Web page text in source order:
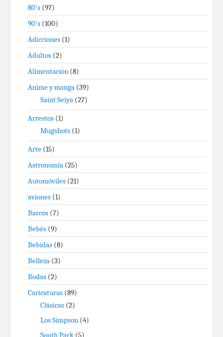
80's (97)
90's (100)
Adicciones (1)
Adultos (2)
Alimentación (8)
Anime y manga (39)
Saint Seiya (27)
Arrestos (1)
Mugshots (1)
Arte (15)
Astronomía (25)
Automóviles (21)
aviones (1)
Barcos (7)
Bebés (9)
Bebidas (8)
Belleza (3)
Bodas (2)
Caricaturas (89)
Clásicas (2)
Los Simpson (4)
South Park (5)